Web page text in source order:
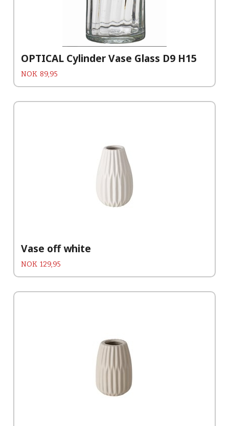
OPTICAL Cylinder Vase Glass D9 H15
Pris
NOK 89,95
Vase off white
Pris
NOK 129,95